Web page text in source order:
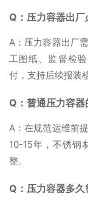
Q：压力容器出
A：压力容器出厂
工图纸、监督检
付，支持后续报装
Q：普通压力容
A：在规范运维前
10-15年，不锈钢
整。
Q：压力容器多